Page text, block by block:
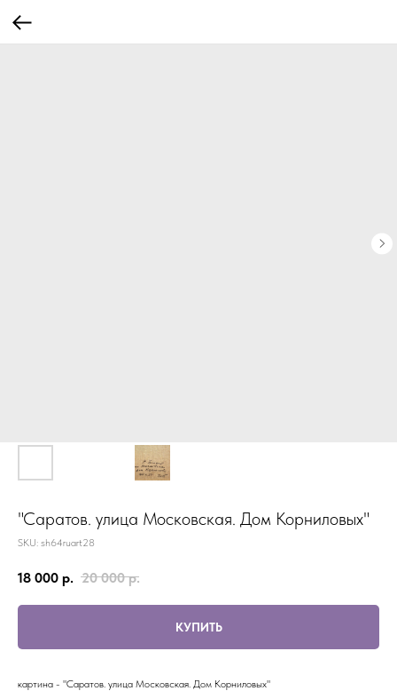
"Саратов. улица Московская. Дом Корниловых"
SKU: sh64ruart28
18 000 р. 20 000 р.
КУПИТЬ
картина - "Саратов. улица Московская. Дом Корниловых"